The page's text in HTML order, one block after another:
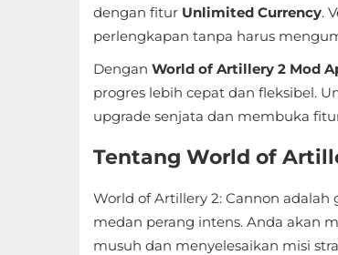
Hypercasualdengan fitur Unlimited Currency.
perlengkapan tanpa harus
Dengan World of Artillery 2 Mod
progres lebih cepat dan fleksibel.
upgrade senjata dan membuka
Tentang World of
World of Artillery 2: Cannon
medan perang intens. Anda akan
musuh dan menyelesaikan misi